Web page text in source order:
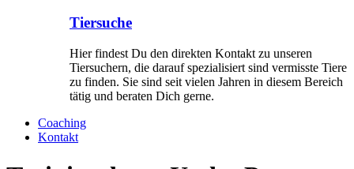
Tiersuche
Hier findest Du den direkten Kontakt zu unseren
Tiersuchern, die darauf spezialisiert sind vermisste Tiere
zu finden. Sie sind seit vielen Jahren in diesem Bereich
tätig und beraten Dich gerne.
Coaching
Kontakt